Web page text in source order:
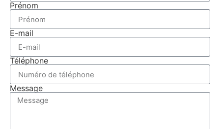
Prénom
E-mail
Téléphone
Message